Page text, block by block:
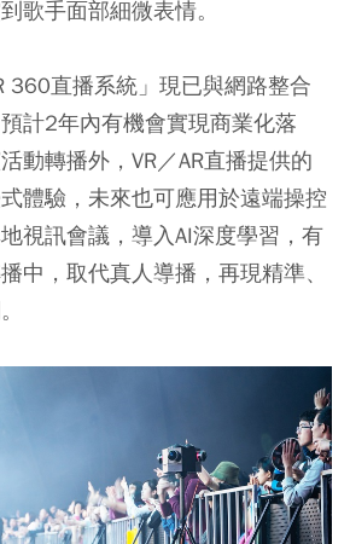
歌手面部細微表情。
360直播系統」現已與網路整合
計2年內有機會實現商業化落
動轉播外，VR／AR直播提供的
體驗，未來也可應用於遠端操控
視訊會議，導入AI深度學習，有
中，取代真人導播，再現精準、